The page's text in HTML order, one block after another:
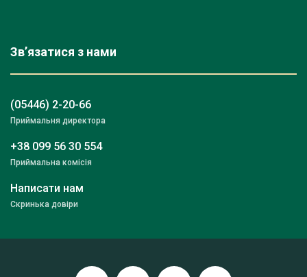
Зв’язатися з нами
(05446) 2-20-66
Приймальня директора
+38 099 56 30 554
Приймальна комісія
Написати нам
Скринька довіри